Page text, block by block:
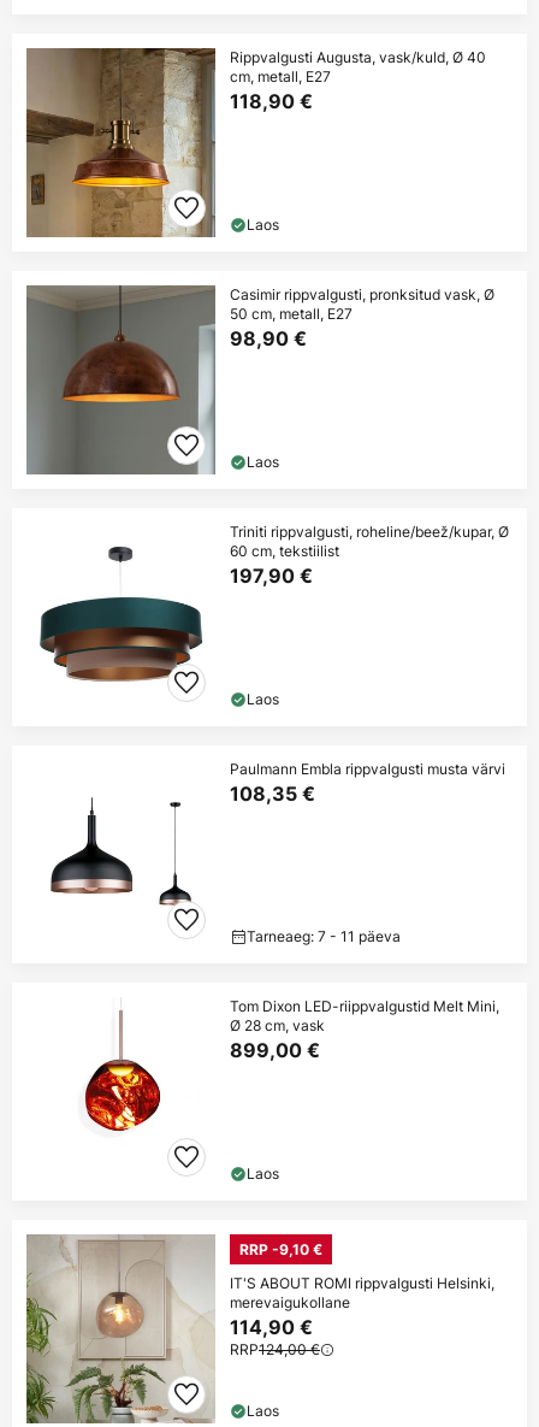
Rippvalgusti Augusta, vask/kuld, Ø 40
cm, metall, E27
118,90 €
Laos
Casimir rippvalgusti, pronksitud vask, Ø
50 cm, metall, E27
98,90 €
Laos
Triniti rippvalgusti, roheline/beež/kupar, Ø
60 cm, tekstiilist
197,90 €
Laos
Paulmann Embla rippvalgusti musta värvi
108,35 €
Tarneaeg: 7 - 11 päeva
Tom Dixon LED-riippvalgustid Melt Mini,
Ø 28 cm, vask
899,00 €
Laos
RRP -9,10 €
IT'S ABOUT ROMI rippvalgusti Helsinki,
merevaigukollane
114,90 €
RRP124,00 €
Laos